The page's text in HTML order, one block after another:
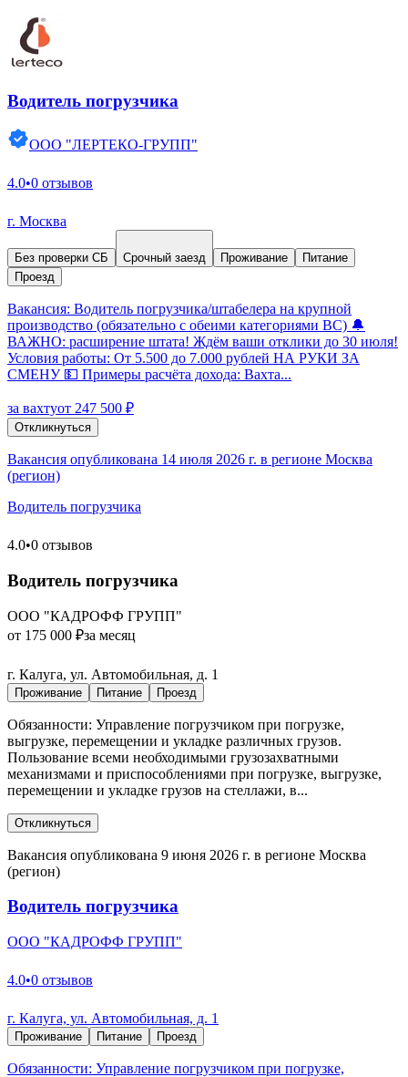
Водитель погрузчика
ООО "ЛЕРТЕКО-ГРУПП"
4.0•0 отзывов
г. Москва
Без проверки СБ Срочный заезд Проживание
Питание
Проезд
Вакансия: Водитель погрузчика/штабелера на крупной
производство (обязательно с обеими категориями ВС) 🔔
ВАЖНО: расширение штата! Ждём ваши отклики до 30 июля!
Условия работы: От 5.500 до 7.000 рублей НА РУКИ ЗА
СМЕНУ 💵 Примеры расчёта дохода: Вахта...
за вахтуот 247 500 ₽
Откликнуться
Вакансия опубликована 14 июля 2026 г. в регионе Москва
(регион)
Водитель погрузчика
4.0•0 отзывов
Водитель погрузчика
ООО "КАДРОФФ ГРУПП"
от 175 000 ₽за месяц
г. Калуга, ул. Автомобильная, д. 1
Проживание Питание Проезд
Обязанности: Управление погрузчиком при погрузке,
выгрузке, перемещении и укладке различных грузов.
Пользование всеми необходимыми грузозахватными
механизмами и приспособлениями при погрузке, выгрузке,
перемещении и укладке грузов на стеллажи, в...
Откликнуться
Вакансия опубликована 9 июня 2026 г. в регионе Москва
(регион)
Водитель погрузчика
ООО "КАДРОФФ ГРУПП"
4.0•0 отзывов
г. Калуга, ул. Автомобильная, д. 1
Проживание Питание Проезд
Обязанности: Управление погрузчиком при погрузке,